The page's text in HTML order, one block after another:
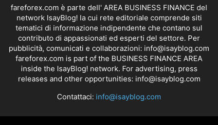
fareforex.com è parte dell' AREA BUSINESS FINANCE del
network IsayBlog! la cui rete editoriale comprende siti
tematici di informazione indipendente che contano sul
contributo di appassionati ed esperti del settore. Per
pubblicità, comunicati e collaborazioni: info@isayblog.com
fareforex.com is part of the BUSINESS FINANCE AREA
inside the IsayBlog! network. For advertising, press
releases and other opportunities: info@isayblog.com
Contattaci: info@isayblog.com